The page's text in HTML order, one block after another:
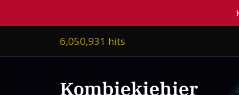
6,050,931 hits
Kombiekiehier